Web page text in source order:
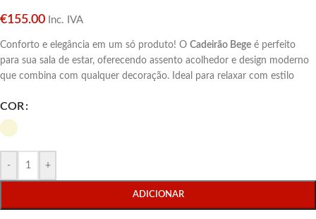
€155.00 Inc. IVA
Conforto e elegância em um só produto! O Cadeirão Bege é perfeito
para sua sala de estar, oferecendo assento acolhedor e design moderno
que combina com qualquer decoração. Ideal para relaxar com estilo
COR
- +
ADICIONAR